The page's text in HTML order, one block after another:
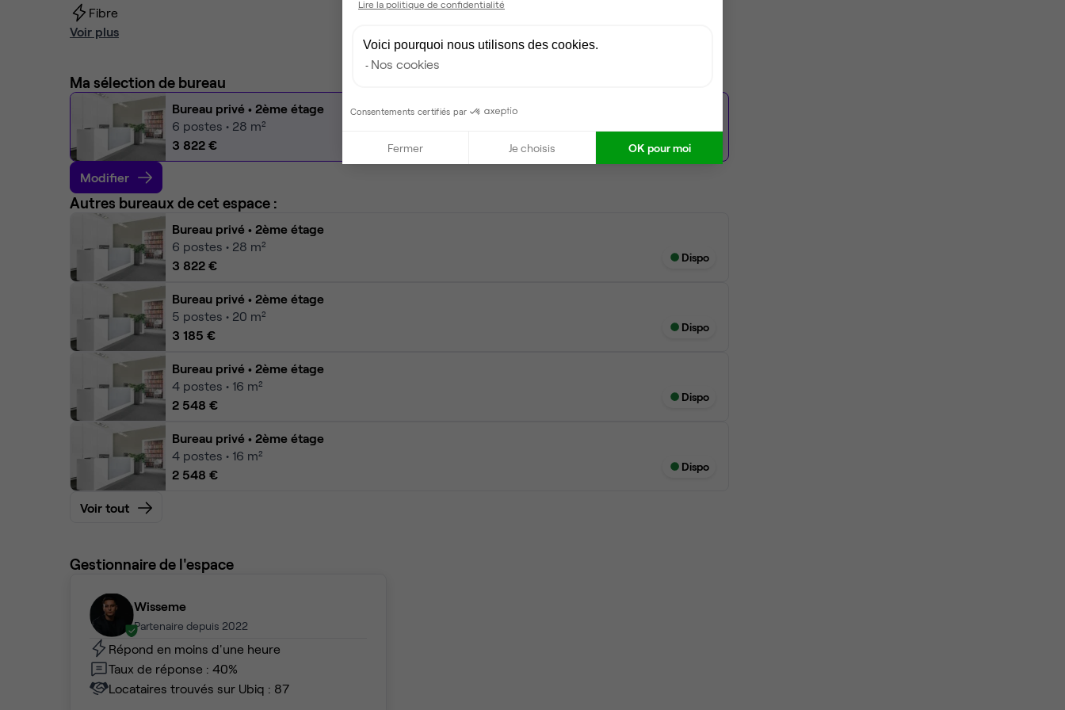
Fibre
Ménage
Voir plus
Ma sélection de bureau
Bureau privé • 2ème étage
6 postes • 28 m²
3 822 €
Modifier
Autres bureaux de cet espace :
Bureau privé • 2ème étage
6 postes • 28 m²
3 822 €
Dispo
Bureau privé • 2ème étage
5 postes • 20 m²
3 185 €
Dispo
Bureau privé • 2ème étage
4 postes • 16 m²
2 548 €
Dispo
Bureau privé • 2ème étage
4 postes • 16 m²
2 548 €
Dispo
Voir tout
Gestionnaire de l'espace
Wisseme
Partenaire depuis 2022
Répond en moins d'une heure
Taux de réponse : 40%
Locataires trouvés sur Ubiq : 87
Lire la politique de confidentialité
Voici pourquoi nous utilisons des cookies.
Nos cookies
Consentements certifiés par
Fermer Je choisis OK pour moi